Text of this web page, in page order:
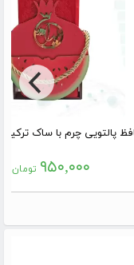
۹۵۰,۰۰۰ تومان